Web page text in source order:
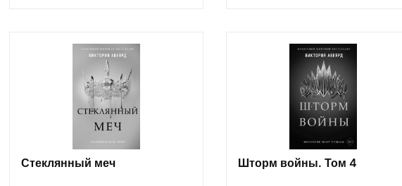
Стеклянный меч Шторм войны. Том 4